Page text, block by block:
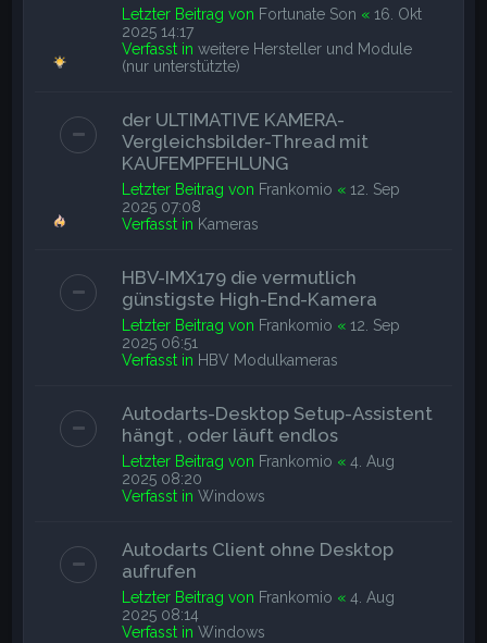
Letzter Beitrag von Fortunate Son «16. Okt
2025 14:17
Verfasst inweitere Hersteller und Module
(nur unterstützte)
der ULTIMATIVE KAMERA-
Vergleichsbilder-Thread mit
KAUFEMPFEHLUNG
Letzter Beitrag von Frankomio «12. Sep
2025 07:08
Verfasst in Kameras
HBV-IMX179 die vermutlich
günstigste High-End-Kamera
Letzter Beitrag von Frankomio «12. Sep
2025 06:51
Verfasst in HBV Modulkameras
Autodarts-Desktop Setup-Assistent
hängt , oder läuft endlos
Letzter Beitrag von Frankomio «4. Aug
2025 08:20
Verfasst inWindows
Autodarts Client ohne Desktop
aufrufen
Letzter Beitrag von Frankomio «4. Aug
2025 08:14
Verfasst inWindows